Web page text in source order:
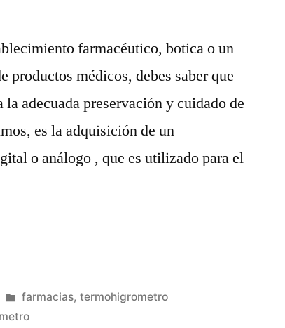
farmacéutico, botica o un
productos médicos, debes saber que
adecuada preservación y cuidado de
es la adquisición de un
o análogo , que es utilizado para el
Publicada
en
farmacias, termohigrometro